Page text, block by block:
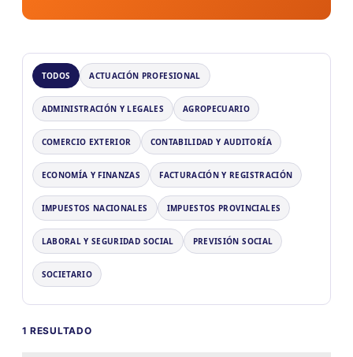
TODOS ACTUACIÓN PROFESIONAL
ADMINISTRACIÓN Y LEGALES AGROPECUARIO
COMERCIO EXTERIOR CONTABILIDAD Y AUDITORÍA
ECONOMÍA Y FINANZAS FACTURACIÓN Y REGISTRACIÓN
IMPUESTOS NACIONALES IMPUESTOS PROVINCIALES
LABORAL Y SEGURIDAD SOCIAL PREVISIÓN SOCIAL
SOCIETARIO
1 RESULTADO